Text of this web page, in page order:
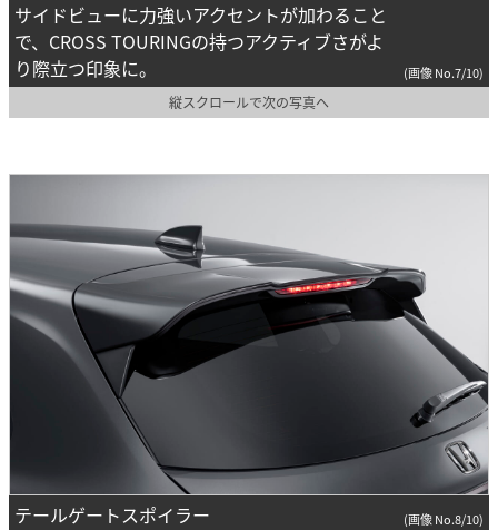
サイドビューに力強いアクセントが加わること
で、CROSS TOURINGの持つアクティブさがよ
り際立つ印象に。
(画像 No.7/10)
縦スクロールで次の写真へ
テールゲートスポイラー (画像 No.8/10)